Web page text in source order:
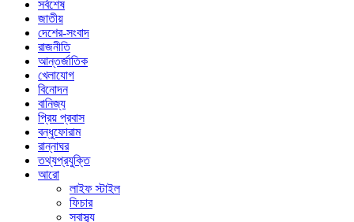
সর্বশেষ
জাতীয়
দেশের-সংবাদ
রাজনীতি
আন্তর্জাতিক
খেলাযোগ
বিনোদন
বানিজ্য
প্রিয় প্রবাস
বন্ধুফোরাম
রান্নাঘর
তথ্যপ্রযুক্তি
আরো
লাইফ স্টাইল
ফিচার
স্বাস্থ্য